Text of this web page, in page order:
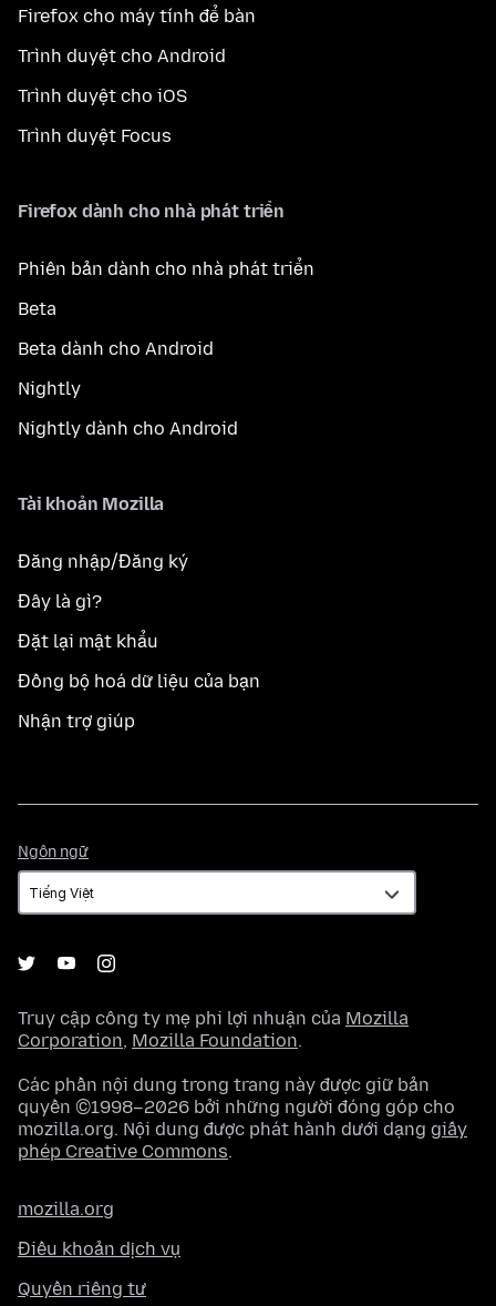
Firefox cho máy tính để bàn
Trình duyệt cho Android
Trình duyệt cho iOS
Trình duyệt Focus
Firefox dành cho nhà phát triển
Phiên bản dành cho nhà phát triển
Beta
Beta dành cho Android
Nightly
Nightly dành cho Android
Tài khoản Mozilla
Đăng nhập/Đăng ký
Đây là gì?
Đặt lại mật khẩu
Đồng bộ hoá dữ liệu của bạn
Nhận trợ giúp
Ngôn ngữ
ngữ
Truy cập công ty mẹ phi lợi nhuận của Mozilla
Corporation, Mozilla Foundation.
Các phần nội dung trong trang này được giữ bản
quyền ©1998–2026 bởi những người đóng góp cho
mozilla.org. Nội dung được phát hành dưới dạng giấy
phép Creative Commons.
mozilla.org
Điều khoản dịch vụ
Quyền riêng tư